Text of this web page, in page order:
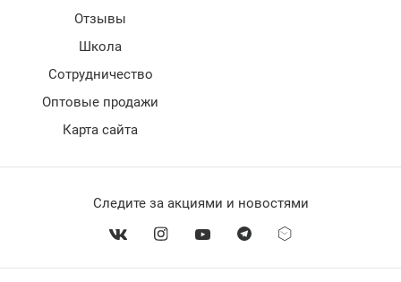
Отзывы
Школа
Сотрудничество
Оптовые продажи
Карта сайта
Следите за акциями и новостями